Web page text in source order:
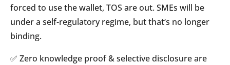
forced to use the wallet, TOS are out. SMEs will be
under a self-regulatory regime, but that‘s no longer
binding.
✅ Zero knowledge proof & selective disclosure are